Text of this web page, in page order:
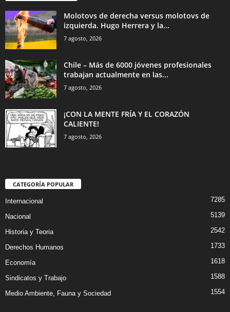
Molotovs de derecha versus molotovs de
izquierda. Hugo Herrera y la...
7 agosto, 2026
Chile – Más de 6000 jóvenes profesionales
trabajan actualmente en las...
7 agosto, 2026
¡CON LA MENTE FRÍA Y EL CORAZÓN
CALIENTE!
7 agosto, 2026
CATEGORÍA POPULAR
Internacional 7285
Nacional 5139
Historia y Teoria 2542
Derechos Humanos 1733
Economía 1618
Sindicatos y Trabajo 1588
Medio Ambiente, Fauna y Sociedad 1554